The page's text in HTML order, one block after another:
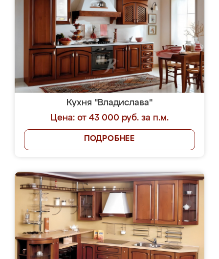
Кухня "Владислава"
Цена: от 43 000 руб. за п.м.
ПОДРОБНЕЕ